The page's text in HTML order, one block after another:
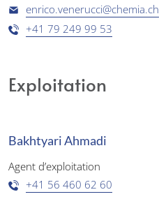
enrico.venerucci@chemia.ch
+41 79 249 99 53
Exploitation
Bakhtyari Ahmadi
Agent d’exploitation
+41 56 460 62 60